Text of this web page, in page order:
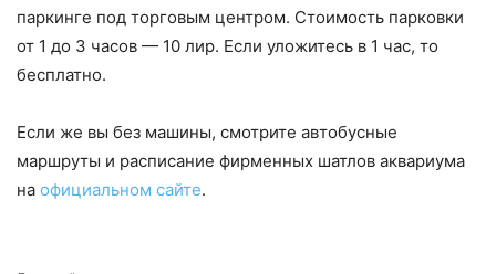
паркинге под торговым центром. Стоимость парковки
от 1 до 3 часов — 10 лир. Если уложитесь в 1 час, то
бесплатно.
Если же вы без машины, смотрите автобусные
маршруты и расписание фирменных шатлов аквариума
на официальном сайте.